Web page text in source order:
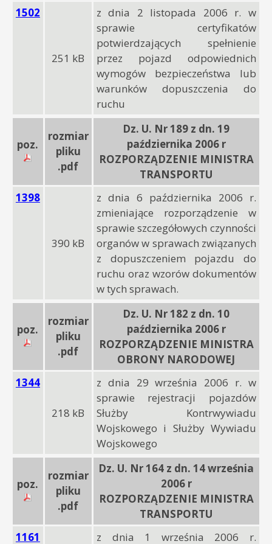
1502
251 kB
z dnia 2 listopada 2006 r. w
sprawie certyfikatów
potwierdzających spełnienie
przez pojazd odpowiednich
wymogów bezpieczeństwa lub
warunków dopuszczenia do
ruchu
poz.
rozmiar
pliku
.pdf
Dz. U. Nr 189 z dn. 19
października 2006 r
ROZPORZĄDZENIE MINISTRA
TRANSPORTU
1398
390 kB
z dnia 6 października 2006 r.
zmieniające rozporządzenie w
sprawie szczegółowych czynności
organów w sprawach związanych
z dopuszczeniem pojazdu do
ruchu oraz wzorów dokumentów
w tych sprawach.
poz.
rozmiar
pliku
.pdf
Dz. U. Nr 182 z dn. 10
października 2006 r
ROZPORZĄDZENIE MINISTRA
OBRONY NARODOWEJ
1344
218 kB
z dnia 29 września 2006 r. w
sprawie rejestracji pojazdów
Służby Kontrwywiadu
Wojskowego i Służby Wywiadu
Wojskowego
poz.
rozmiar
pliku
.pdf
Dz. U. Nr 164 z dn. 14 września
2006 r
ROZPORZĄDZENIE MINISTRA
TRANSPORTU
1161
z dnia 1 września 2006 r.